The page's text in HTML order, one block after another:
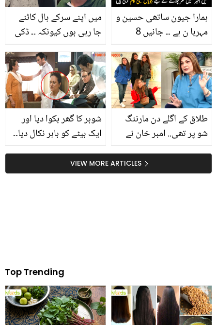
میں اپنے سرکے بال کاٹنے
جا رہی ہوں کیونکہ ۔۔ ڈکی
بھی اپنا سر منڈوا لیا، گھر
والوں نے دیکھا تو لڑکی
کیساتھ کیا کیا؟ ویڈیو
دیکھیں
ہمارا جیون ساتھی حسین و
مہربا ن ہے ۔۔ جانیں 8
کیسے ان کے ساتھ رہتا ہے؟
دیکھیں
شوہر کا گھر بکوا دیا اور
ایک بیٹے کو باہر نکال دیا۔۔
نے دولت کی لالچی عورتوں
کو نیا سبق سکا دیا
طلاق کے اگلے دن مارننگ
شو پر تھی.. امبر خان نے
تلخ حقائق بیان کردیےVIEW MORE ARTICLES
Top Trending